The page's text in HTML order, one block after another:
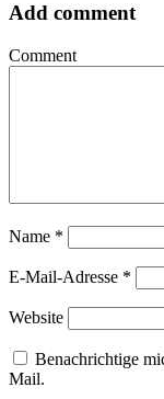
Add comment
Comment
Name *
E-Mail-Adresse *
Website
Benachrichtige
Mail.